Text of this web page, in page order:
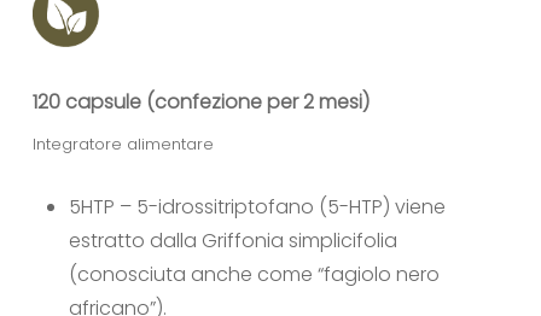
120 capsule (confezione per 2 mesi)
Integratore alimentare
5HTP – 5-idrossitriptofano (5-HTP) viene
estratto dalla Griffonia simplicifolia
(conosciuta anche come “fagiolo nero
africano”).